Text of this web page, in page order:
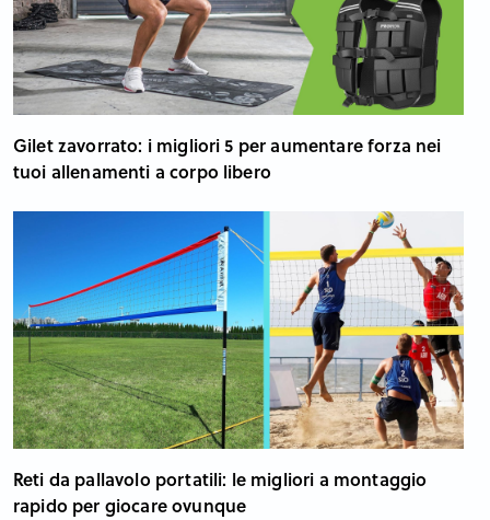
Gilet zavorrato: i migliori 5 per aumentare forza nei
tuoi allenamenti a corpo libero
Reti da pallavolo portatili: le migliori a montaggio
rapido per giocare ovunque